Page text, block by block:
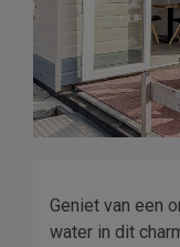
Geniet van een
water in dit